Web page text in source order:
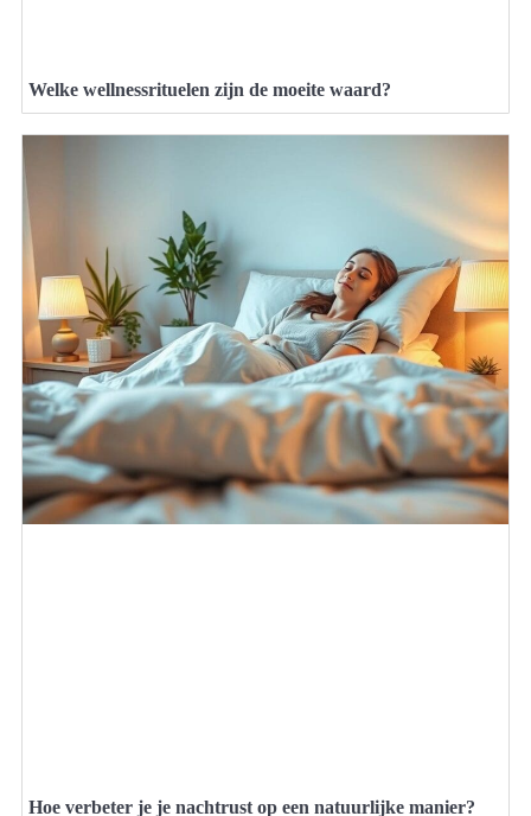
Welke wellnessrituelen zijn de moeite waard?
Hoe verbeter je je nachtrust op een natuurlijke manier?